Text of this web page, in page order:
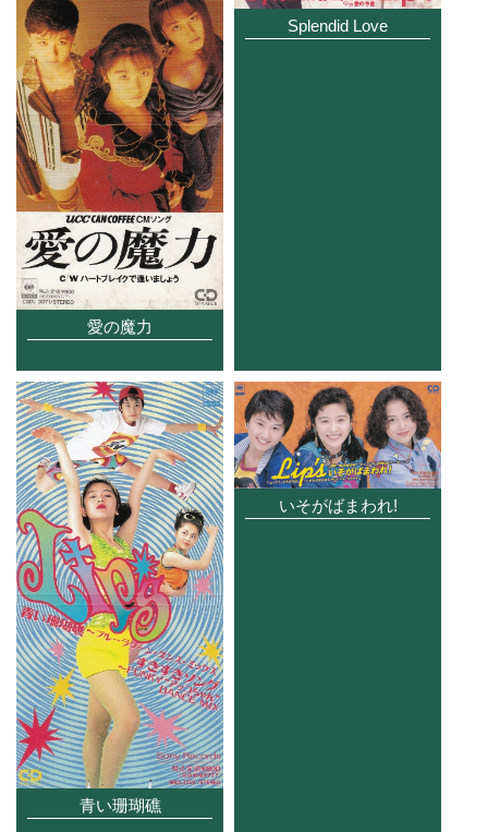
愛の魔力
Splendid Love
青い珊瑚礁
いそがばまわれ!